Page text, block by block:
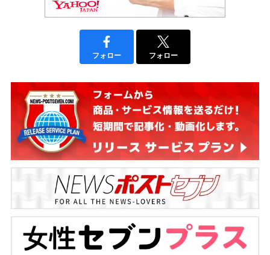
フォロー フォロー